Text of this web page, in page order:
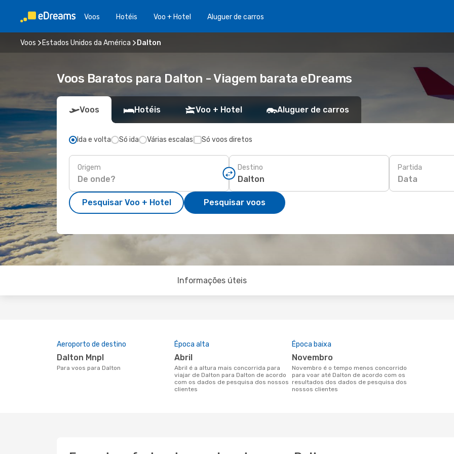
Voos Hotéis Voo + Hotel Aluguer de carros
Voos Estados Unidos da América Dalton
Voos Baratos para Dalton - Viagem barata eDreams
Voos Hotéis Voo + Hotel Aluguer de carros
Ida e volta Só ida Várias escalas Só voos diretos
Origem Destino Partida
Data
Pesquisar Voo + Hotel Pesquisar voos
Informações úteis
Aeroporto de destino
Dalton Mnpl
Para voos para Dalton
Época alta
abril
abril é a altura mais concorrida para
viajar de Dalton para Dalton de acordo
com os dados de pesquisa dos nossos
clientes
Época baixa
novembro
novembro é o tempo menos concorrido
para voar até Dalton de acordo com os
resultados dos dados de pesquisa dos
nossos clientes